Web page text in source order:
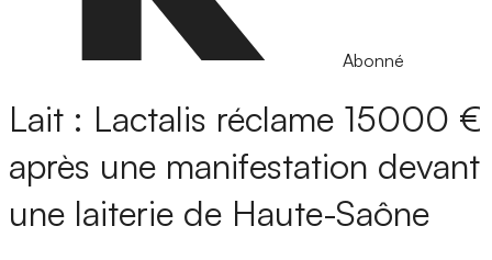
Abonné
Lait : Lactalis réclame 15000 €
après une manifestation devant
une laiterie de Haute-Saône